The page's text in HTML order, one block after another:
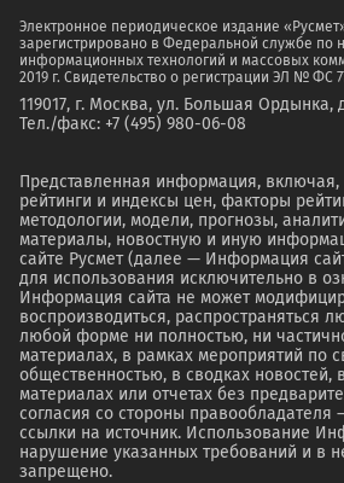
Электронное периодическое издание
зарегистрировано в Федеральной службе по
информационных технологий и массовых
2019 г. Свидетельство о регистрации ЭЛ № ФС
119017, г. Москва, ул. Большая Ордынка,
Тел./факс: +7 (495) 980-06-08
Представленная информация,
рейтинги и индексы цен, факторы
методологии, модели, прогнозы,
материалы, новостную и иную
сайте Русмет (далее — Информация
для использования исключительно в
Информация сайта не может
воспроизводиться, распространяться
любой форме ни полностью, ни
материалах, в рамках мероприятий по
общественностью, в сводках новостей,
материалах или отчетах без
согласия со стороны правообладателя
ссылки на источник. Использование
нарушение указанных требований и в
запрещено.